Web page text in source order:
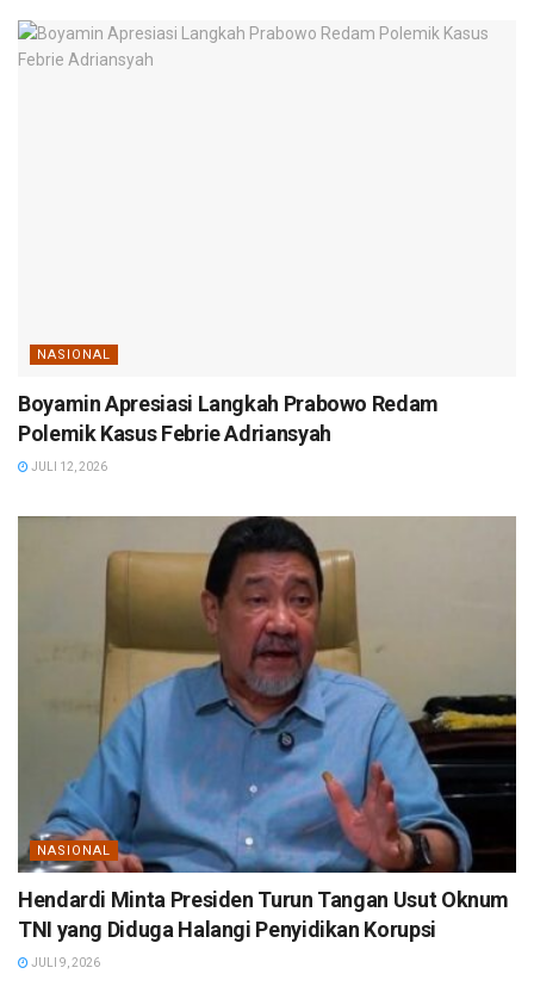
NASIONAL
Boyamin Apresiasi Langkah Prabowo Redam
Polemik Kasus Febrie Adriansyah
JULI 12, 2026
NASIONAL
Hendardi Minta Presiden Turun Tangan Usut Oknum
TNI yang Diduga Halangi Penyidikan Korupsi
JULI 9, 2026